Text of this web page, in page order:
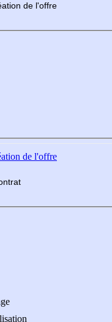
de l'offre
de l'offre